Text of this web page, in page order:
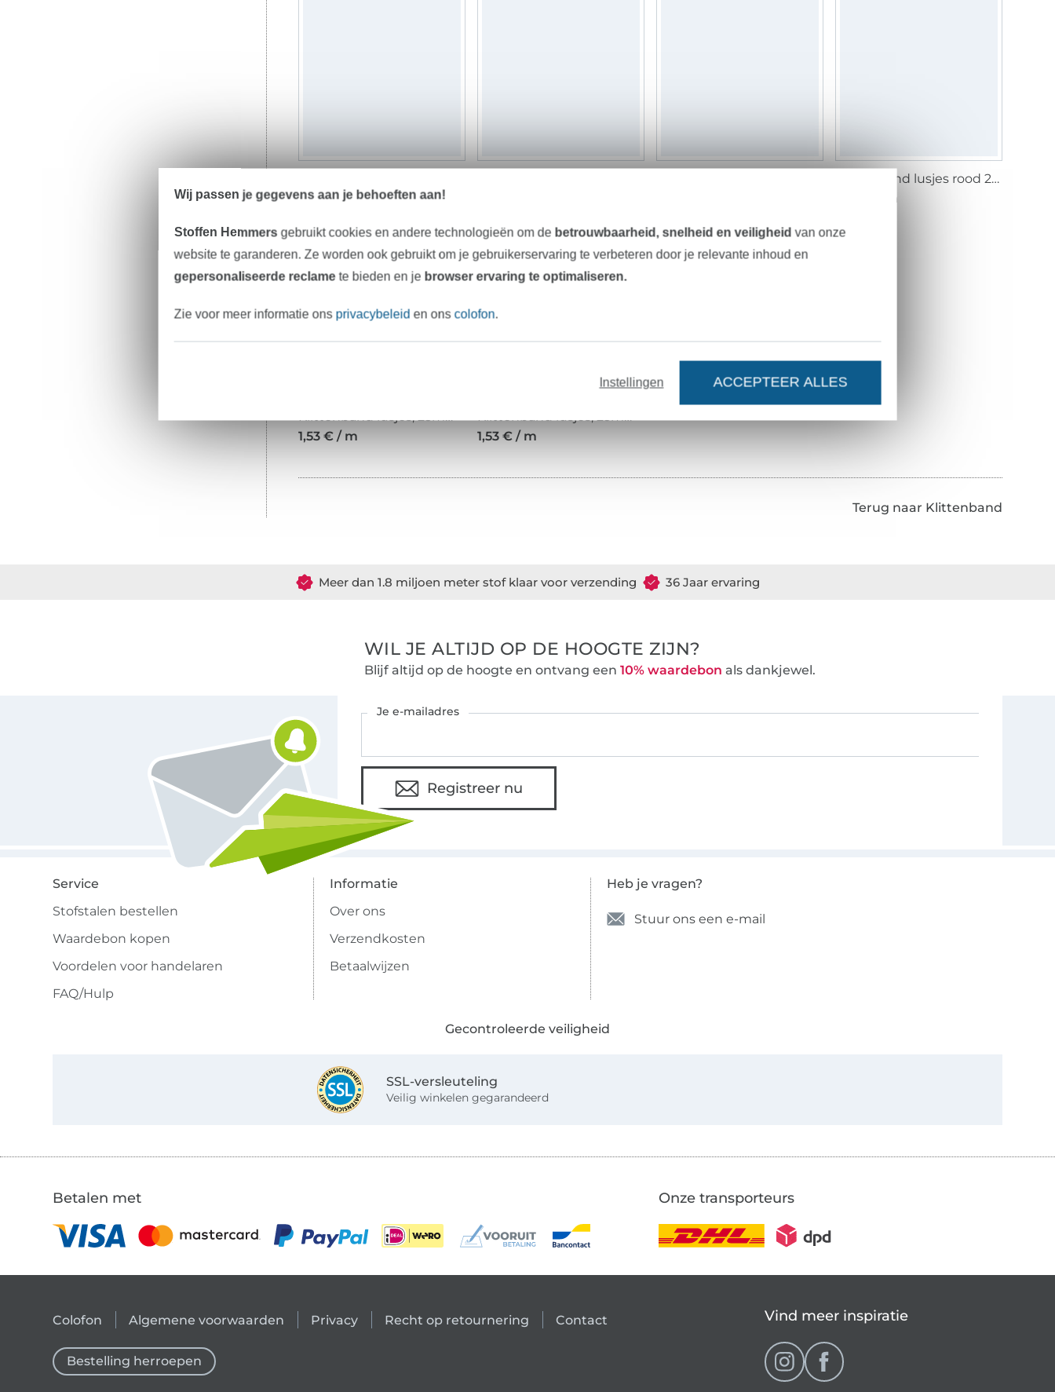
1,93 € / m
Klittenband lusjes rood 20mm
2,29 € / m
Klittenband lusjes, 25mm, rood
1,53 € / m
Komt binnenkort
Klittenband lusjes, 25mm, wit
1,53 € / m
Terug naar Klittenband
Meer dan 1.8 miljoen meter stof klaar voor verzending 36 Jaar ervaring
WIL JE ALTIJD OP DE HOOGTE ZIJN?
Blijf altijd op de hoogte en ontvang een 10% waardebon als dankjewel.
Je e-mailadres
Registreer nu
Service
Stofstalen bestellen
Waardebon kopen
Voordelen voor handelaren
FAQ/Hulp
Informatie
Over ons
Verzendkosten
Betaalwijzen
Heb je vragen?
Stuur ons een e-mail
Gecontroleerde veiligheid
SSL-versleuteling
Veilig winkelen gegarandeerd
Betalen met Onze transporteurs
Colofon Algemene voorwaarden Privacy Recht op retournering Contact
Bestelling herroepen
Vind meer inspiratie
Wij passen je gegevens aan je behoeften aan!
Stoffen Hemmers gebruikt cookies en andere technologieën om de betrouwbaarheid, snelheid en veiligheid van onze
website te garanderen. Ze worden ook gebruikt om je gebruikerservaring te verbeteren door je relevante inhoud en
gepersonaliseerde reclamete bieden en je browser ervaring te optimaliseren.
Zie voor meer informatie ons privacybeleid en onscolofon.
Instellingen ACCEPTEER ALLES